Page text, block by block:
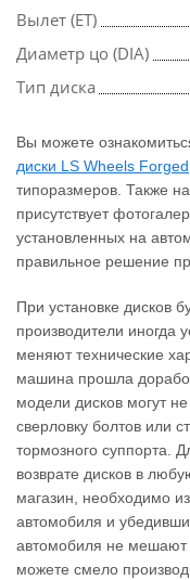
Вылет (ET)
Диаметр цо (DIA)
Тип диска
Вы можете
диски LS Wheels Forged
типоразмеров. Также
присутствует
установленных на
правильное решение
При установке дисков
производители иногда
меняют технические
машина прошла
модели дисков могут
сверловку болтов или
тормозного суппорта.
возврате дисков в
магазин, необходимо
автомобиля и
автомобиля не мешают
можете смело